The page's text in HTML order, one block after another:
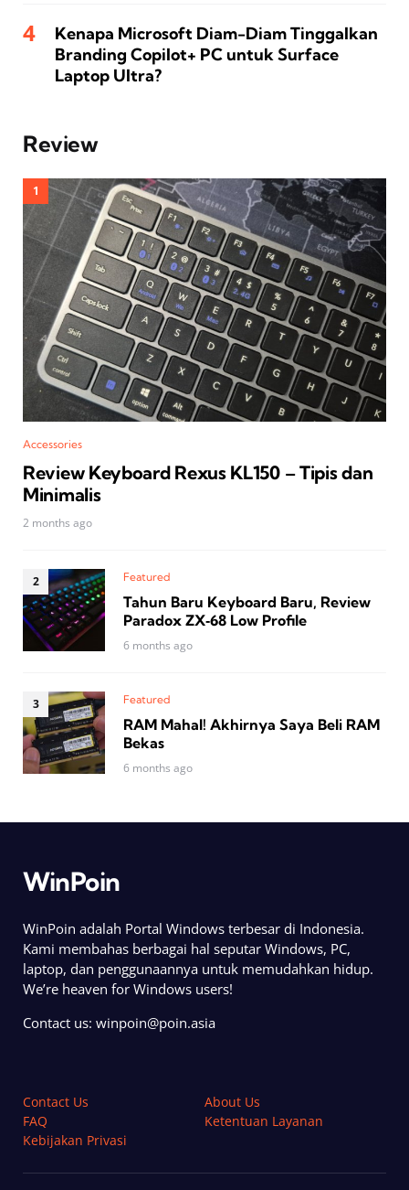
Kenapa Microsoft Diam-Diam Tinggalkan
Branding Copilot+ PC untuk Surface
Laptop Ultra?
Review
Accessories
Review Keyboard Rexus KL150 – Tipis dan
Minimalis
2 months ago
Featured
Tahun Baru Keyboard Baru, Review
Paradox ZX‑68 Low Profile
6 months ago
Featured
RAM Mahal! Akhirnya Saya Beli RAM
Bekas
6 months ago
WinPoin
WinPoin adalah Portal Windows terbesar di Indonesia.
Kami membahas berbagai hal seputar Windows, PC,
laptop, dan penggunaannya untuk memudahkan hidup.
We’re heaven for Windows users!
Contact us: winpoin@poin.asia
Contact Us
About Us
FAQ
Ketentuan Layanan
Kebijakan Privasi